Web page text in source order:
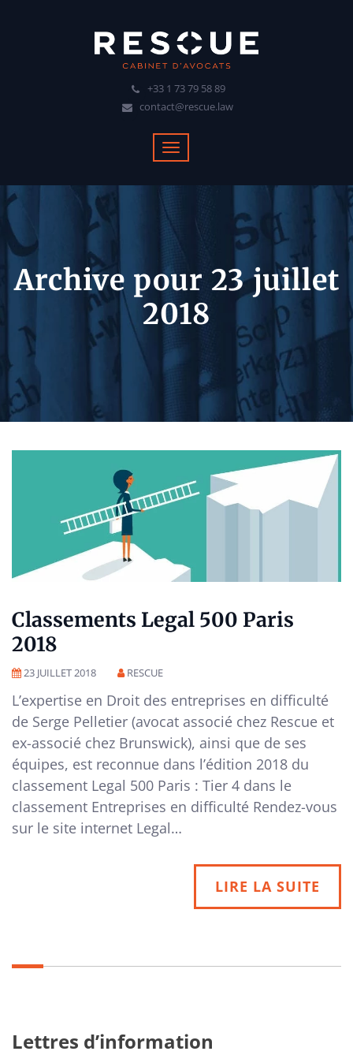
+33 1 73 79 58 89
contact@rescue.law
Archive pour 23 juillet
2018
Classements Legal 500 Paris
2018
23 JUILLET 2018 RESCUE
L’expertise en Droit des entreprises en difficulté
de Serge Pelletier (avocat associé chez Rescue et
ex-associé chez Brunswick), ainsi que de ses
équipes, est reconnue dans l’édition 2018 du
classement Legal 500 Paris : Tier 4 dans le
classement Entreprises en difficulté Rendez-vous
sur le site internet Legal…
LIRE LA SUITE
Lettres d’information